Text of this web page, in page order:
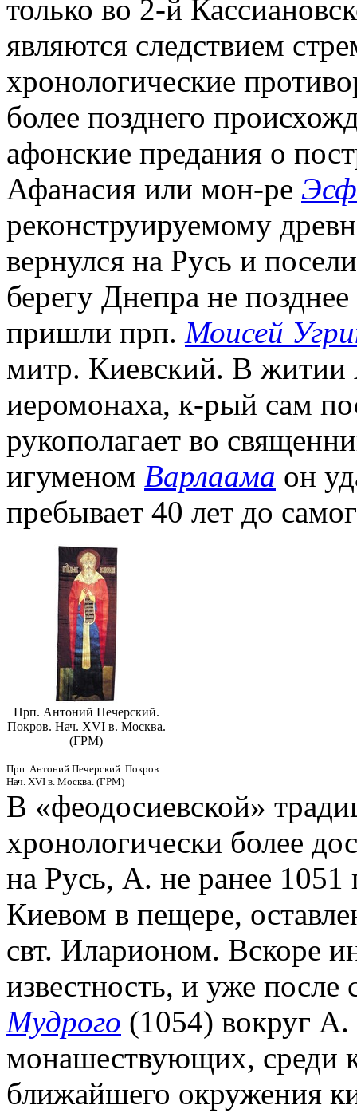
только во 2-й
являются следствием
хронологические
более позднего
афонские предания о
Афанасия или мон-ре
реконструируемому
вернулся на Русь и
берегу Днепра не
пришли прп. Моисей
митр. Киевский. В житии
иеромонаха, к-рый сам
рукополагает во
игуменом Варлаама он
пребывает 40 лет до
Прп. Антоний Печерский.
Покров. Нач. XVI в. Москва.
(ГРМ)
Прп. Антоний Печерский. Покров.
Нач. XVI в. Москва. (ГРМ)
В «феодосиевской»
хронологически более
на Русь, А. не ранее 1051
Киевом в пещере,
свт. Иларионом. Вскоре
известность, и уже после
Мудрого (1054) вокруг А.
монашествующих, среди
ближайшего окружения